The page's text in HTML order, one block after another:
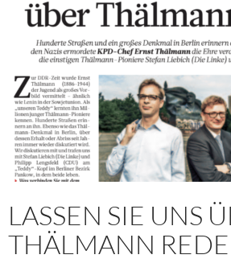
LASSEN SIE UNS
THÄLMANN